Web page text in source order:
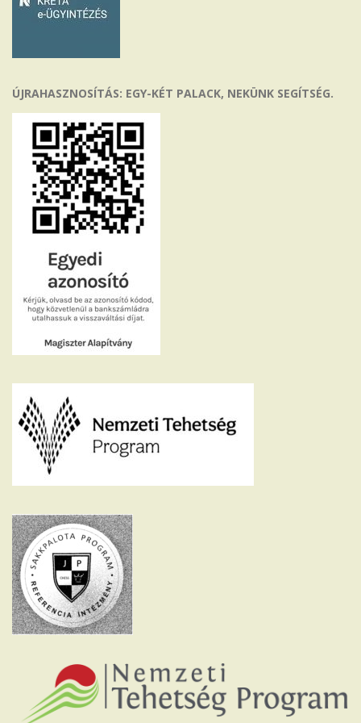
ÚJRAHASZNOSÍTÁS: EGY-KÉT PALACK, NEKÜNK SEGÍTSÉG.